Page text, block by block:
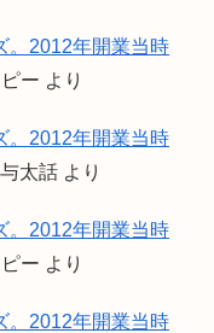
。2012年開業当時
ー より
。2012年開業当時
太話 より
。2012年開業当時
ー より
。2012年開業当時